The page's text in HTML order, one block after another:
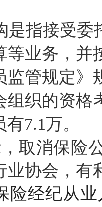
是指接受委
等业务，并
监管规定
组织的资格
有7.1万。
取消保险
业协会，有
险经纪从